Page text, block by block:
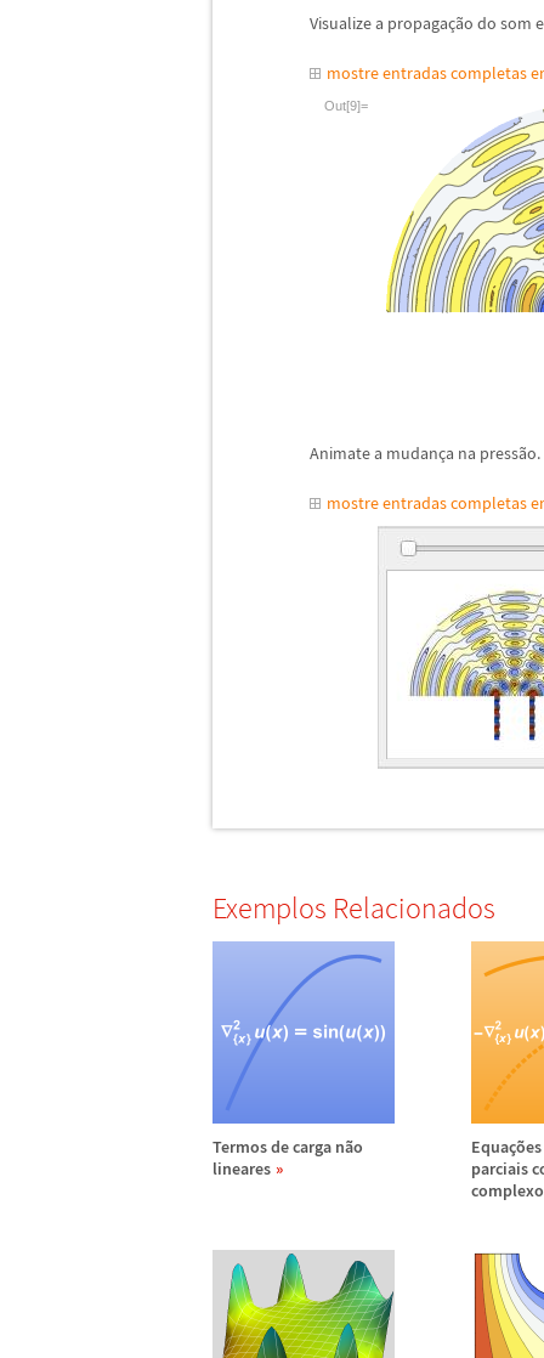
Visualize a propagação do som
mostre entradas completas
Out[9]=
Animate a mudança na pressão.
mostre entradas completas
Exemplos Relacionados
Termos de carga não
lineares
Equaçõ
parciais